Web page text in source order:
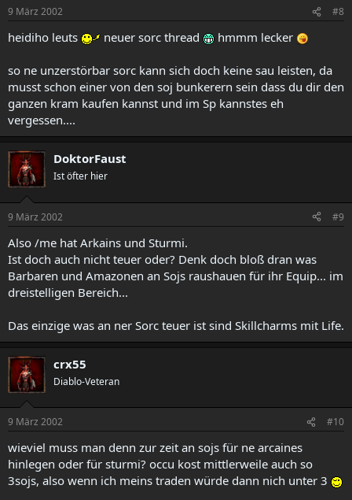
9 März 2002 #8
heidiho leuts neuer sorc thread hmmm lecker
so ne unzerstörbar sorc kann sich doch keine sau leisten, da
musst schon einer von den soj bunkerern sein dass du dir den
ganzen kram kaufen kannst und im Sp kannstes eh
vergessen....
DoktorFaust
Ist öfter hier
9 März 2002 #9
Also /me hat Arkains und Sturmi.
Ist doch auch nicht teuer oder? Denk doch bloß dran was
Barbaren und Amazonen an Sojs raushauen für ihr Equip... im
dreistelligen Bereich...
Das einzige was an ner Sorc teuer ist sind Skillcharms mit Life.
crx55
Diablo-Veteran
9 März 2002 #10
wieviel muss man denn zur zeit an sojs für ne arcaines
hinlegen oder für sturmi? occu kost mittlerweile auch so
3sojs, also wenn ich meins traden würde dann nich unter 3